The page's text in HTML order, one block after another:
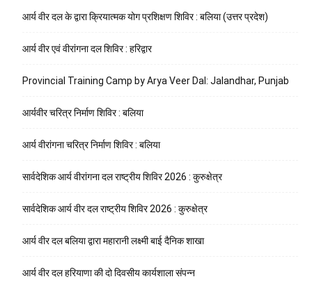
आर्य वीर दल के द्वारा क्रियात्मक योग प्रशिक्षण शिविर : बलिया (उत्तर प्रदेश)
आर्य वीर एवं वीरांगना दल शिविर : हरिद्वार
Provincial Training Camp by Arya Veer Dal: Jalandhar, Punjab
आर्यवीर चरित्र निर्माण शिविर : बलिया
आर्य वीरांगना चरित्र निर्माण शिविर : बलिया
सार्वदेशिक आर्य वीरांगना दल राष्ट्रीय शिविर 2026 : कुरुक्षेत्र
सार्वदेशिक आर्य वीर दल राष्ट्रीय शिविर 2026 : कुरुक्षेत्र
आर्य वीर दल बलिया द्वारा महारानी लक्ष्मी बाई दैनिक शाखा
आर्य वीर दल हरियाणा की दो दिवसीय कार्यशाला संपन्न